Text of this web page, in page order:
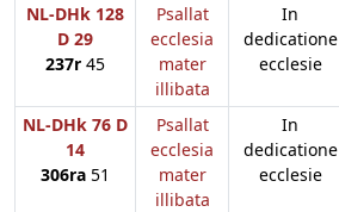
NL-DHk 128
D 29
237r 45
Psallat
ecclesia
mater
illibata
In
dedicatione
ecclesie
NL-DHk 76 D
14
306ra 51
Psallat
ecclesia
mater
illibata
In
dedicatione
ecclesie